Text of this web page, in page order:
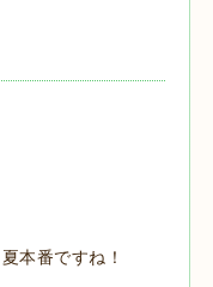
本番ですね！